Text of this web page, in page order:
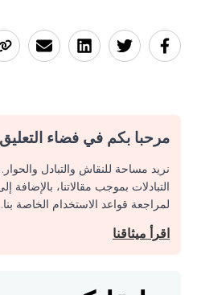
مرحبا بكم في فضاء التعليق
نريد مساحة للنقاش والتبادل
التبادلات بموجب مقالاتنا،
لمراجعة قواعد الاستخدام الخاصة بنا.
اقرأ ميثاقنا